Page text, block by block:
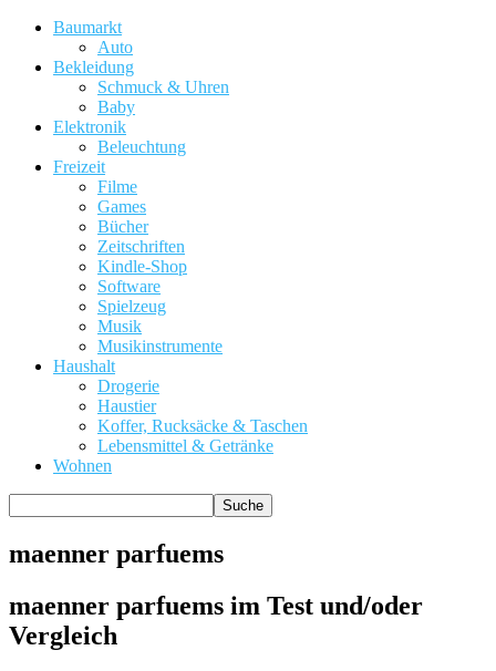
Baumarkt
Auto
Bekleidung
Schmuck & Uhren
Baby
Elektronik
Beleuchtung
Freizeit
Filme
Games
Bücher
Zeitschriften
Kindle-Shop
Software
Spielzeug
Musik
Musikinstrumente
Haushalt
Drogerie
Haustier
Koffer, Rucksäcke & Taschen
Lebensmittel & Getränke
Wohnen
maenner parfuems
maenner parfuems im Test und/oder
Vergleich